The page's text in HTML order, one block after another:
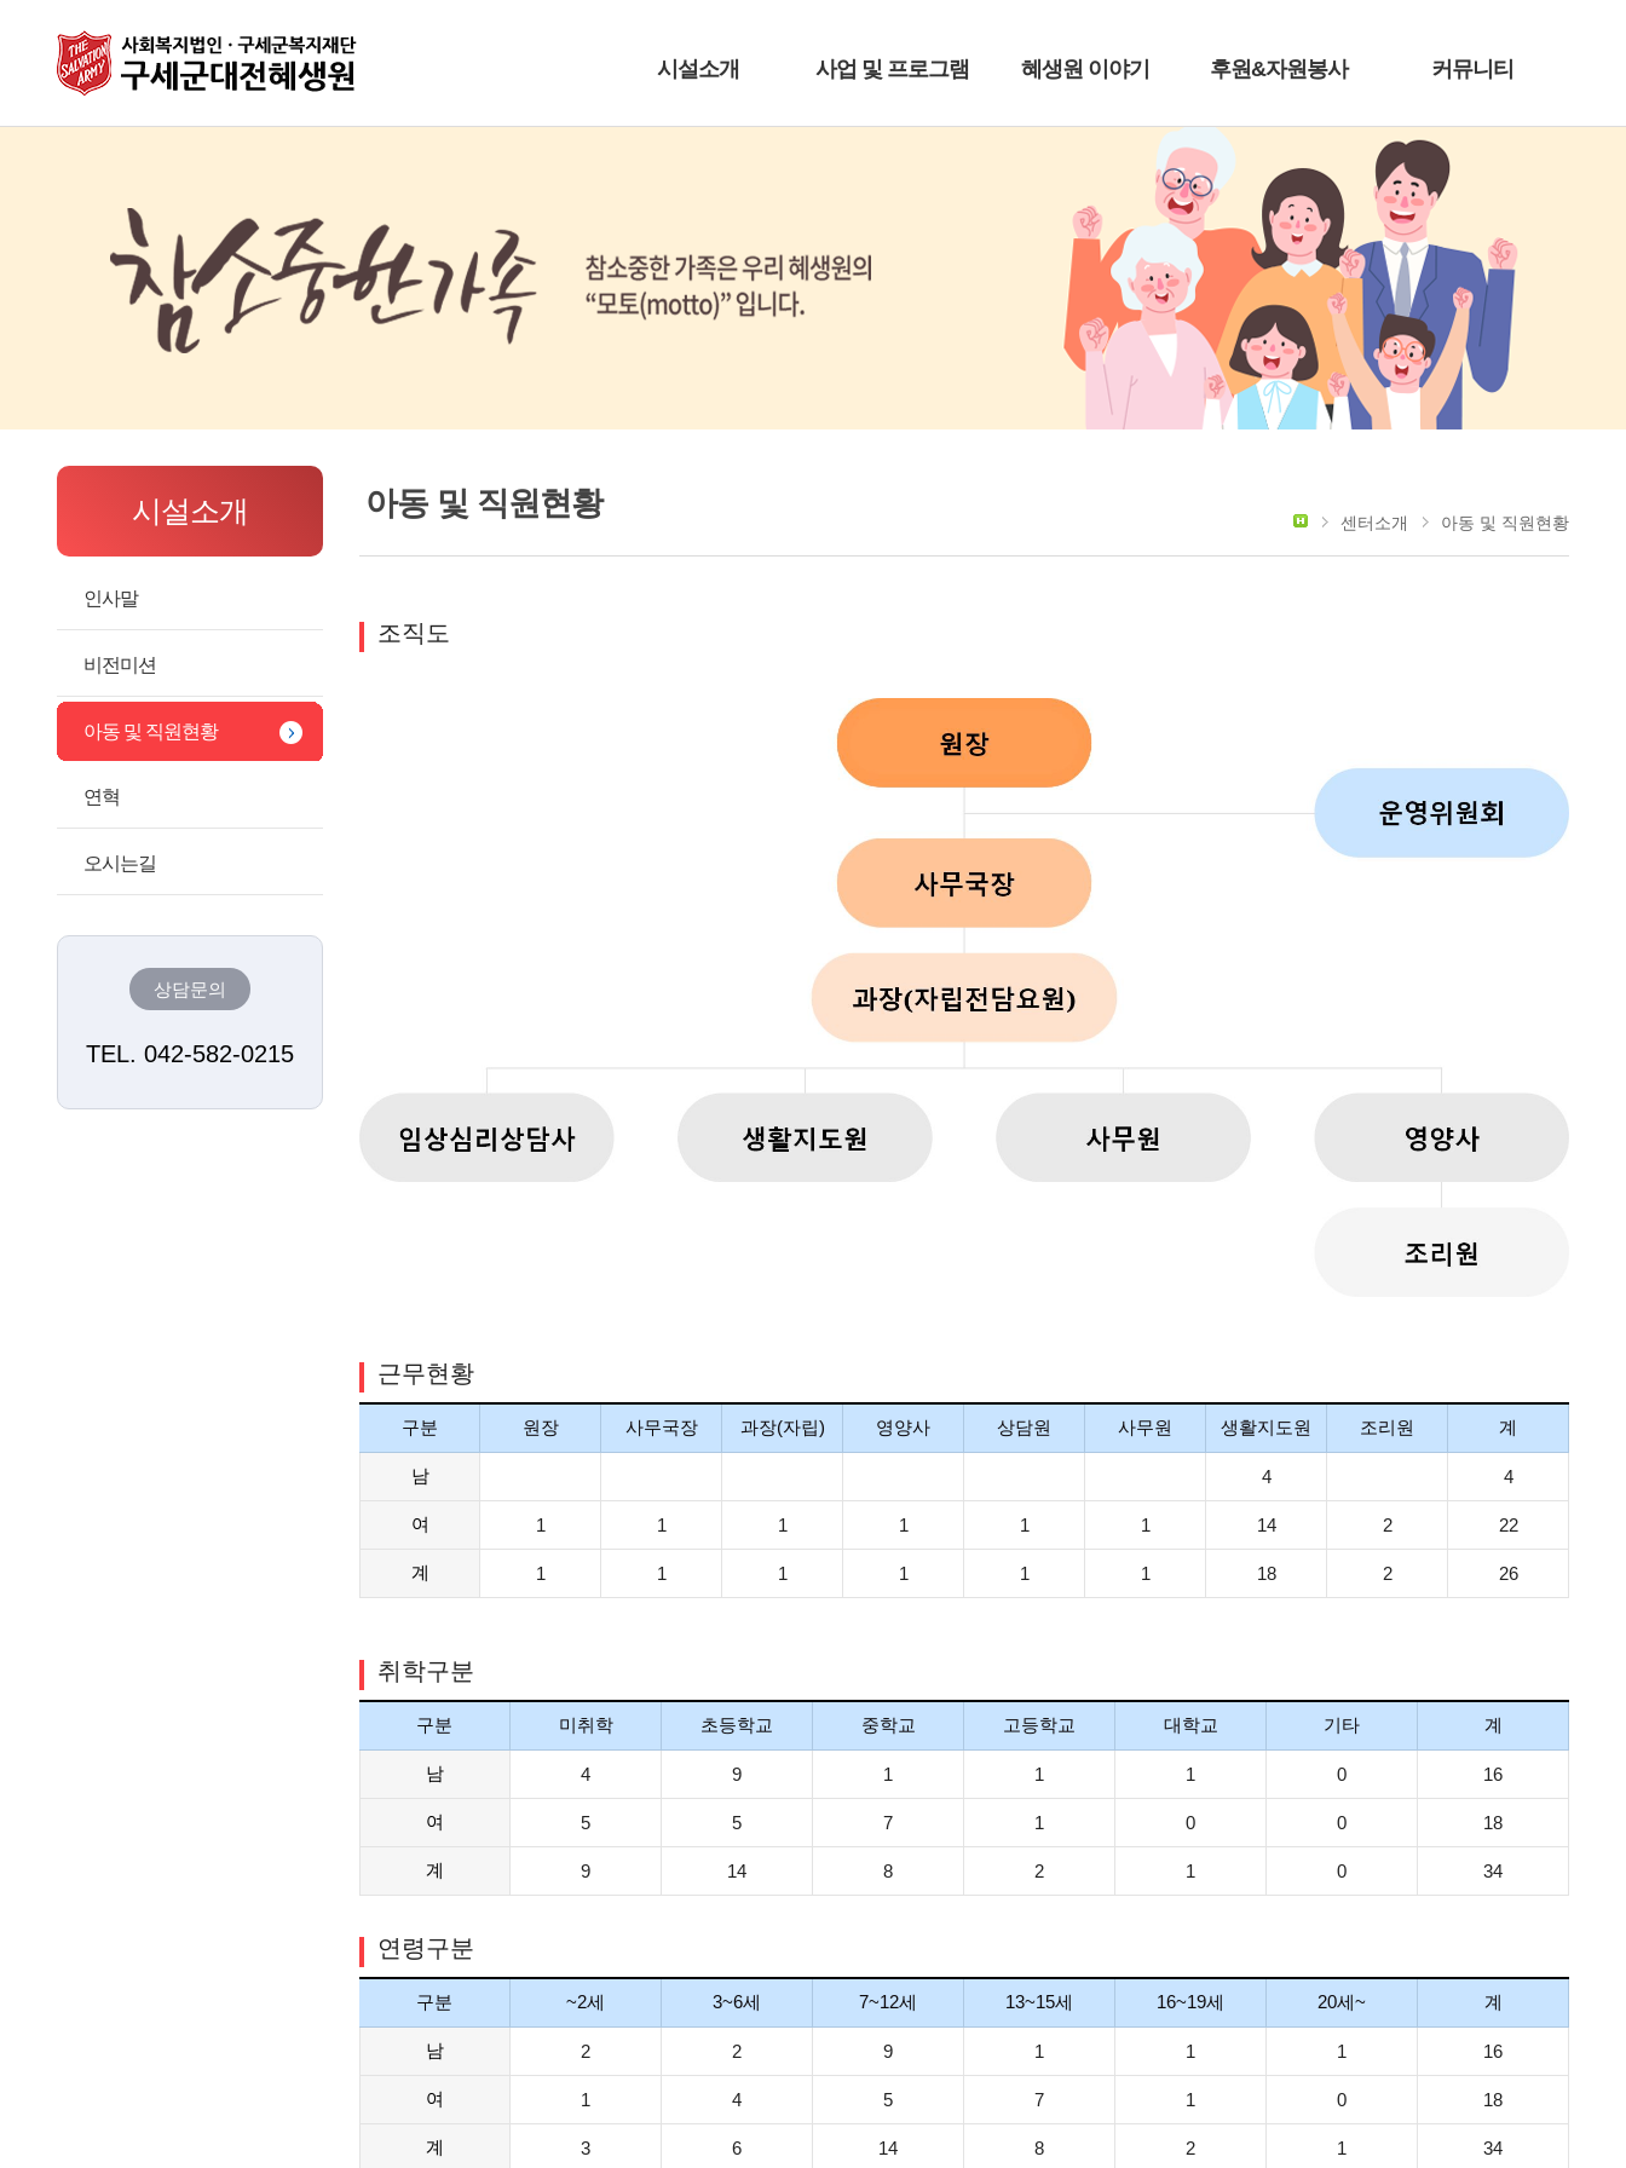
시설소개 사업 및 프로그램 혜생원 이야기 후원&자원봉사 커뮤니티
시설소개
인사말
비전미션
아동 및 직원현황
연혁
오시는길
상담문의
TEL. 042-582-0215
아동 및 직원현황
센터소개 아동 및 직원현황
조직도
근무현황
구분 원장 사무국장 과장(자립) 영양사 상담원 사무원 생활지도원 조리원 계
남 4 4
여 1 1 1 1 1 1 14 2 22
계 1 1 1 1 1 1 18 2 26
취학구분
구분 미취학 초등학교 중학교 고등학교 대학교 기타 계
남 4 9 1 1 1 0 16
여 5 5 7 1 0 0 18
계 9 14 8 2 1 0 34
연령구분
구분 ~2세 3~6세 7~12세 13~15세 16~19세 20세~ 계
남 2 2 9 1 1 1 16
여 1 4 5 7 1 0 18
계 3 6 14 8 2 1 34